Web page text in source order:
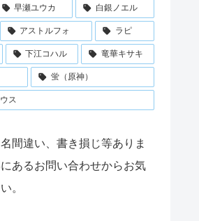
早瀬ユウカ 白銀ノエル
アストルフォ ラピ
下江コハル 竜華キサキ
蛍（原神）
ス
間違い、書き損じ等ありま
あるお問い合わせからお気
。